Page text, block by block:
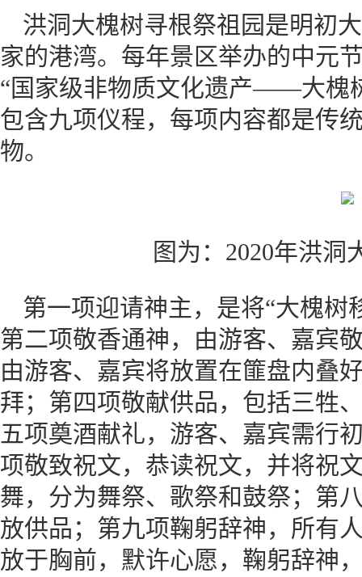
洪洞大槐树寻根祭祖园是明初
家的港湾。每年景区举办的中元
“国家级非物质文化遗产——大槐
包含九项仪程，每项内容都是传
物。
图为：2020年洪洞
第一项迎请神主，是将“大槐树
第二项敬香通神，由游客、嘉宾
由游客、嘉宾将放置在篚盘内叠
拜；第四项敬献供品，包括三牲
五项奠酒献礼，游客、嘉宾需行
项敬致祝文，恭读祝文，并将祝
舞，分为舞祭、歌祭和鼓祭；第
放供品；第九项鞠躬辞神，所有
放于胸前，默许心愿，鞠躬辞神